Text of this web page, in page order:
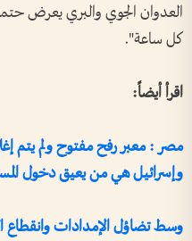
العدوان الجوي والبري يعرض
كل ساعة".
اقرأ أيضاً:
مصر : معبر رفح مفتوح ولم يتم
وإسرائيل هي من يعيق دخول
وسط تضاؤل الإمدادات وانقطاع